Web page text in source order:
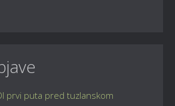
prvi puta pred tuzlanskom